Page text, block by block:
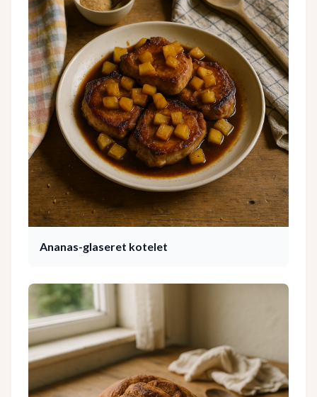
Ananas-glaseret kotelet